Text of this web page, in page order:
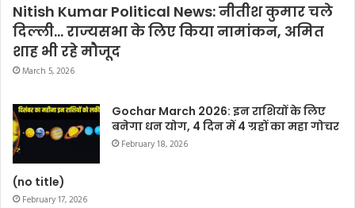
Nitish Kumar Political News: नीतीश कुमार चले
दिल्ली… राज्यसभा के लिए किया नामांकन, अमित
शाह भी रहे मौजूद
March 5, 2026
Gochar March 2026: इन राशियों के लिए
बनेगा धन योग, 4 दिन में 4 ग्रहों का महा गोचर
February 18, 2026
(no title)
February 17, 2026